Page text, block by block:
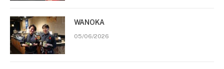
WANOKA
05/06/2026